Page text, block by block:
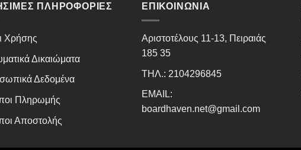
ΠΛΗΡΟΦΟΡΊΕΣ
Χρήσης
Δικαιώματα
Δεδομένα
Πληρωμής
Αποστολής
ΕΠΙΚΟΙΝΩΝΊΑ
Αριστοτέλους 11-13, Πειραιάς
185 35
ΤΗΛ.: 2104296845
EMAIL:
boardhaven.net@gmail.com